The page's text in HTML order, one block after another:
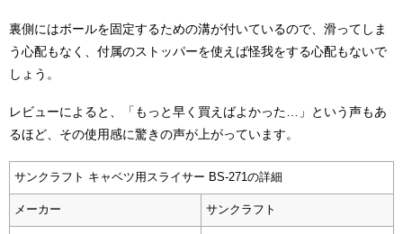
裏側にはボールを固定するための溝が付いているので、滑ってしま
う心配もなく、付属のストッパーを使えば怪我をする心配もないで
しょう。
レビューによると、「もっと早く買えばよかった…」という声もあ
るほど、その使用感に驚きの声が上がっています。
サンクラフト キャベツ用スライサー BS-271の詳細
メーカー サンクラフト